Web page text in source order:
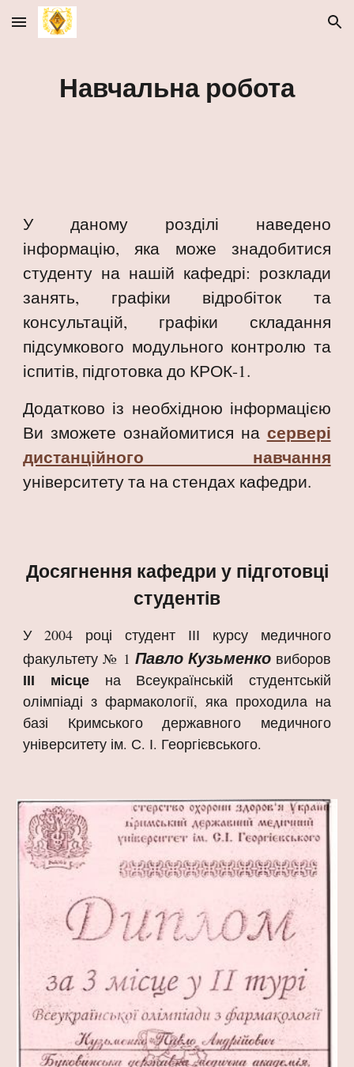
Skip to main content Skip to navigation
Навчальна робота
У даному розділі наведено
інформацію, яка може знадобитися
студенту на нашій кафедрі: розклади
занять, графіки відробіток та
консультацій, графіки складання
підсумкового модульного контролю та
іспитів, підготовка до КРОК-1.
Додатково із необхідною інформацією
Ви зможете ознайомитися на сервері
дистанційного навчання
університету та на стендах кафедри.
Досягнення кафедри у підготовці
студентів
У 2004 році студент ІІІ курсу медичного
факультету № 1 Павло Кузьменко виборов
ІІІ місцена Всеукраїнській студентській
олімпіаді з фармакології, яка проходила на
базі Кримського державного медичного
університету ім. С. І. Георгієвського.